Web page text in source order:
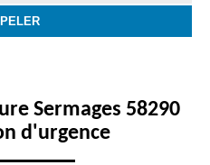
Sermages 58290
d'urgence